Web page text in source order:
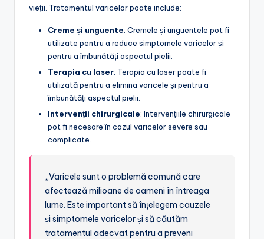
vieții. Tratamentul varicelor poate include:
Creme și unguente: Cremele și unguentele pot fi
utilizate pentru a reduce simptomele varicelor și
pentru a îmbunătăți aspectul pielii.
Terapia cu laser: Terapia cu laser poate fi
utilizată pentru a elimina varicele și pentru a
îmbunătăți aspectul pielii.
Intervenții chirurgicale: Intervențiile chirurgicale
pot fi necesare în cazul varicelor severe sau
complicate.
„Varicele sunt o problemă comună care
afectează milioane de oameni în întreaga
lume. Este important să înțelegem cauzele
și simptomele varicelor și să căutăm
tratamentul adecvat pentru a preveni